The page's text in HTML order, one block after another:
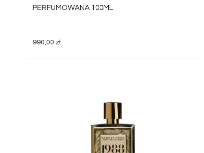
PERFUMOWANA 100ML
990,00 zł